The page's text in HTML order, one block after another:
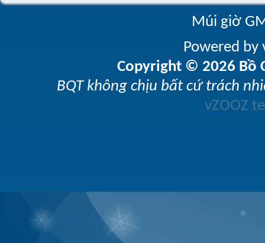
Múi giờ
Powered
Copyright © 2026 Bồ
BQT không chịu bất cứ trách
vZOOZ